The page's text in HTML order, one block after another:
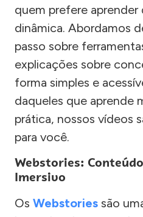
quem prefere aprender
dinâmica. Abordamos
passo sobre
explicações sobre
forma simples e
daqueles que aprende
prática, nossos vídeos
para você.
Webstories:
Imersivo
Os Webstories são